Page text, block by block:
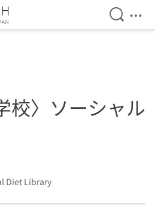
Open
校〉ソーシャル
Diet Library